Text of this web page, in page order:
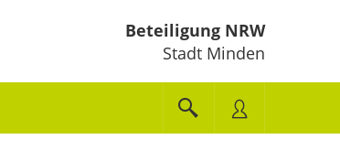
Beteiligung NRW
Stadt Minden